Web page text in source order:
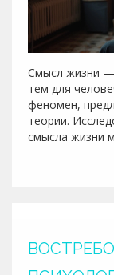
Смысл жизни —
тем для
феномен,
теории.
смысла жизни
опытом. В
ключевые